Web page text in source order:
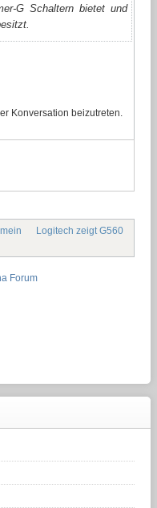
G Schaltern bietet und
Konversation beizutreten.
Logitech zeigt G560
Forum